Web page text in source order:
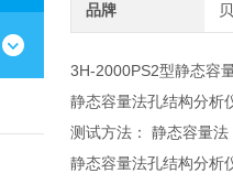
品牌
3H-2000PS2型静态容
静态容量法孔结构分析
测试方法： 静态容量法
静态容量法孔结构分析